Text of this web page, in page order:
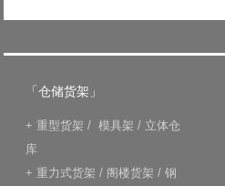
「仓储货架」
+ 重型货架 / 模具架 / 立体仓
库
+ 重力式货架 / 阁楼货架 / 钢